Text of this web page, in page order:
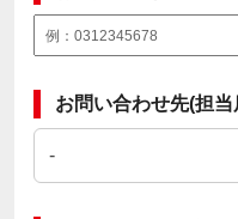
お問い合わせ先(担当